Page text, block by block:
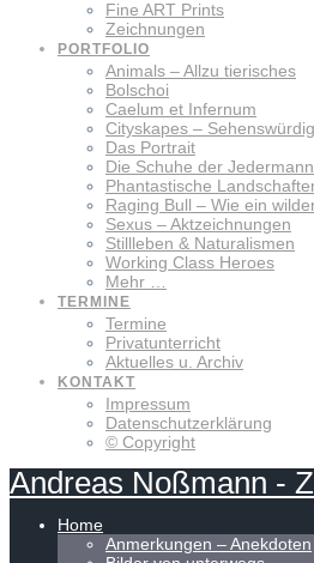
Fine ART Prints
Zeichnungen
PORTFOLIO
Animals – Allzu tierisches
Bolschoi
Caelum et Infernum
Cityskapes –
Das Portrait
Die Schuhe der
Phantastische
Raging Bull – Wie ein
Sexus – Aktzeichnungen
Stillleben & Naturalismen
Working Class Heroes
Mehr …
TERMINE
Termine
Privatunterricht
Aktuelles u. Archiv
KONTAKT
Impressum
Datenschutzerklärung
© Copyright
Andreas Noßmann -
Home
Anmerkungen – Anekdoten